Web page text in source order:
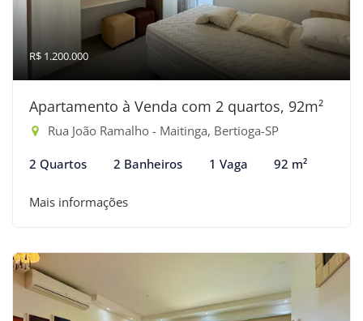
R$ 1.200.000
Apartamento à Venda com 2 quartos, 92m²
Rua João Ramalho - Maitinga, Bertioga-SP
2 Quartos 2 Banheiros 1 Vaga 92 m²
Mais informações